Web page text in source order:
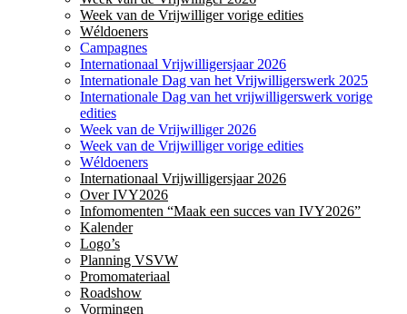
Week van de Vrijwilliger vorige edities
Wéldoeners
Campagnes
Internationaal Vrijwilligersjaar 2026
Internationale Dag van het Vrijwilligerswerk 2025
Internationale Dag van het vrijwilligerswerk vorige
edities
Week van de Vrijwilliger 2026
Week van de Vrijwilliger vorige edities
Wéldoeners
Internationaal Vrijwilligersjaar 2026
Over IVY2026
Infomomenten “Maak een succes van IVY2026”
Kalender
Logo’s
Planning VSVW
Promomateriaal
Roadshow
Vormingen